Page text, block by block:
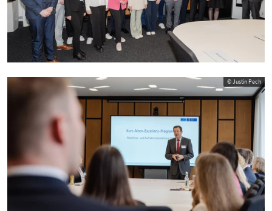
© Justin Pech